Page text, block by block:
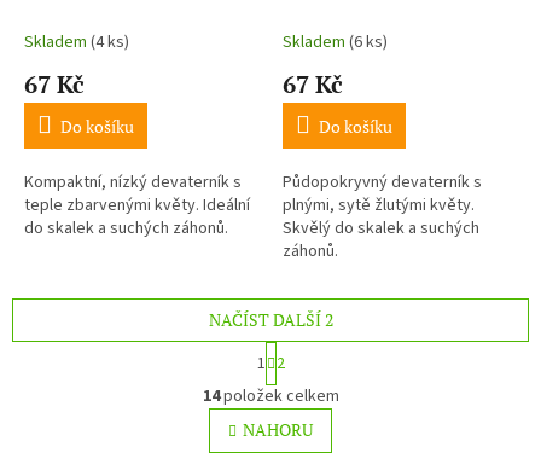
Skladem (4 ks)
67 Kč
Do košíku
Kompaktní, nízký devaterník s
teple zbarvenými květy. Ideální
do skalek a suchých záhonů.
Skladem (6 ks)
67 Kč
Do košíku
Půdopokryvný devaterník s
plnými, sytě žlutými květy.
Skvělý do skalek a suchých
záhonů.
O
v
l
á
NAČÍST DALŠÍ 2
S
t
r
á
n
k
1 2
14položek celkem
NAHORU